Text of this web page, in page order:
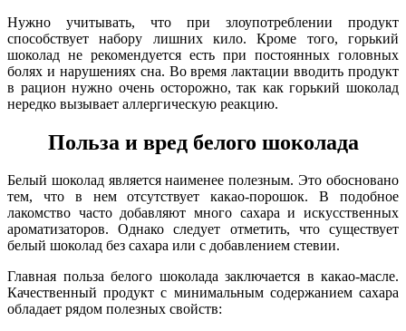
Нужно учитывать, что при злоупотреблении продукт
способствует набору лишних кило. Кроме того, горький
шоколад не рекомендуется есть при постоянных головных
болях и нарушениях сна. Во время лактации вводить продукт
в рацион нужно очень осторожно, так как горький шоколад
нередко вызывает аллергическую реакцию.
Польза и вред белого шоколада
Белый шоколад является наименее полезным. Это обосновано
тем, что в нем отсутствует какао-порошок. В подобное
лакомство часто добавляют много сахара и искусственных
ароматизаторов. Однако следует отметить, что существует
белый шоколад без сахара или с добавлением стевии.
Главная польза белого шоколада заключается в какао-масле.
Качественный продукт с минимальным содержанием сахара
обладает рядом полезных свойств: